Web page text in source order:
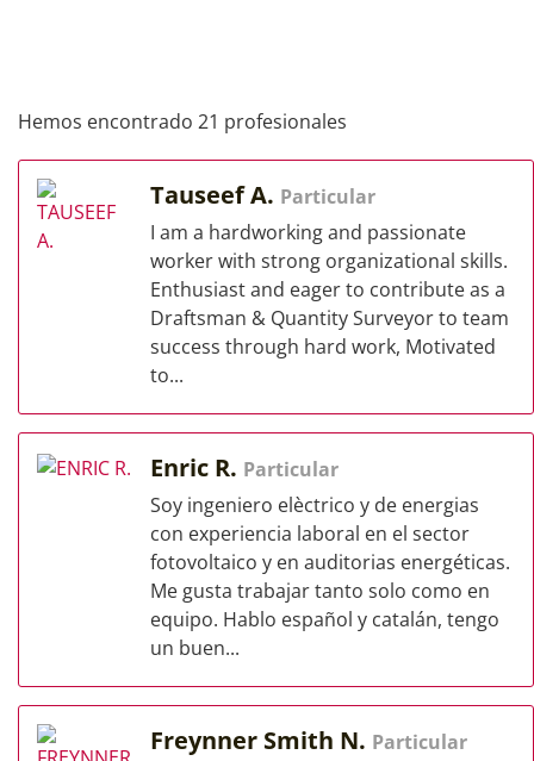
Hemos encontrado 21 profesionales
Tauseef A. Particular
I am a hardworking and passionate
worker with strong organizational skills.
Enthusiast and eager to contribute as a
Draftsman & Quantity Surveyor to team
success through hard work, Motivated
to...
Enric R. Particular
Soy ingeniero elèctrico y de energias
con experiencia laboral en el sector
fotovoltaico y en auditorias energéticas.
Me gusta trabajar tanto solo como en
equipo. Hablo español y catalán, tengo
un buen...
Freynner Smith N. Particular